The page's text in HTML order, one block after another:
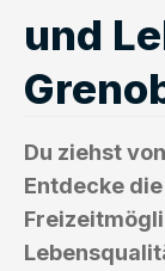
und
Du ziehst
Entdecke